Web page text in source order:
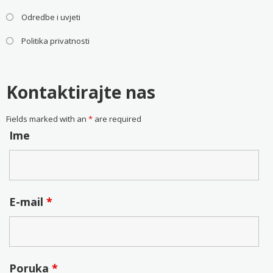
Odredbe i uvjeti
Politika privatnosti
Kontaktirajte nas
Fields marked with an *are required
Ime
E-mail *
Poruka *